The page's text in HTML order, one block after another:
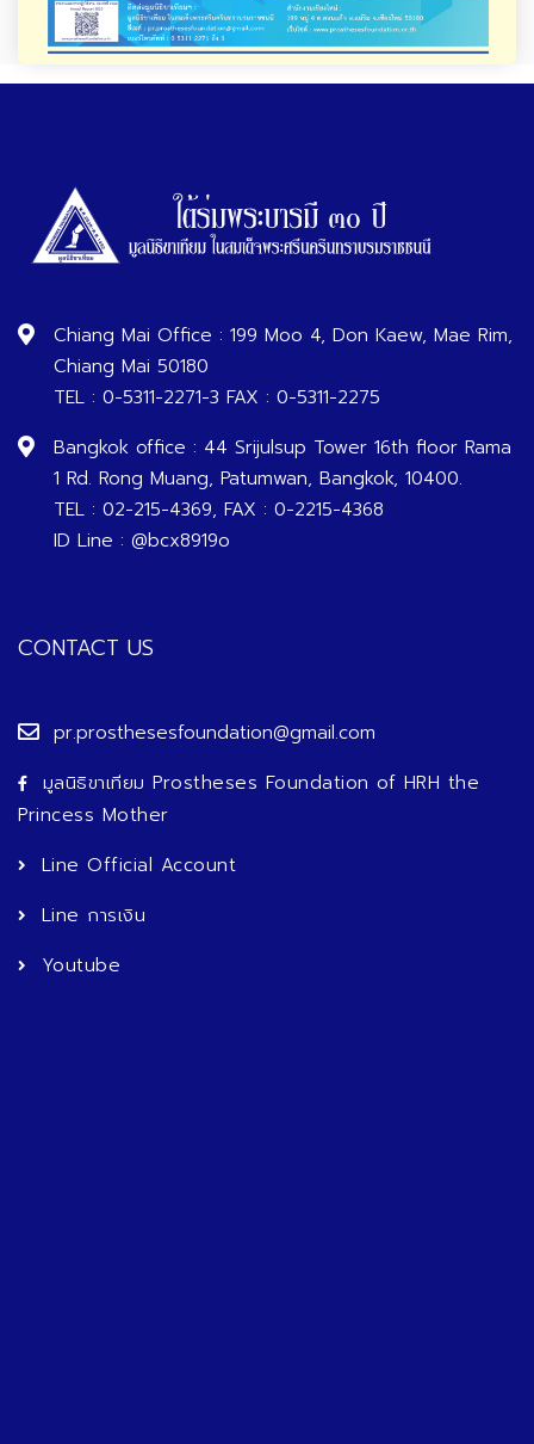
Chiang Mai Office : 199 Moo 4, Don Kaew, Mae Rim,
Chiang Mai 50180
TEL : 0-5311-2271-3 FAX : 0-5311-2275
Bangkok office : 44 Srijulsup Tower 16th floor Rama
1 Rd. Rong Muang, Patumwan, Bangkok, 10400.
TEL : 02-215-4369, FAX : 0-2215-4368
ID Line : @bcx8919o
CONTACT US
pr.prosthesesfoundation@gmail.com
มูลนิธิขาเทียม Prostheses Foundation of HRH the
Princess Mother
Line Official Account
Line การเงิน
Youtube